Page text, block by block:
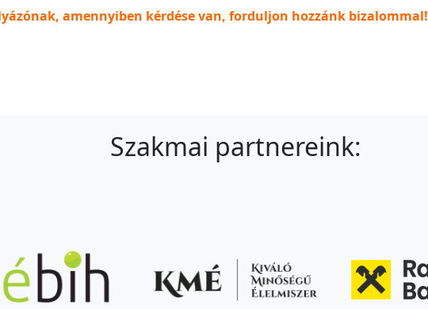
amennyiben kérdése van, forduljon hozzánk bizalommal!
Szakmai partnereink: